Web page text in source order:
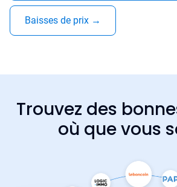
Baisses de prix →
Trouvez des
où que vous